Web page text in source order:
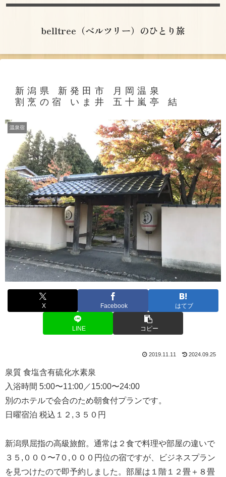
belltree（ベルツリー）のひとり旅
新潟県 新発田市 月岡温泉
割烹の宿 いま井 五十嵐亭 結
温泉宿
X Facebook はてブ
LINE コピー
2019.11.11 2024.09.25
泉質 食塩含有硫化水素泉
入浴時間 5:00〜11:00／15:00〜24:00
別のホテルで会合のため朝食付プランです。
日曜宿泊 税込１２,３５０円
新潟県屈指の高級旅館。通常は２食で料理や部屋の違いで
３５,０００〜7０,０００円位の宿ですが、ビジネスプラン
を見つけたので即予約しました。部屋は１階１２畳＋８畳